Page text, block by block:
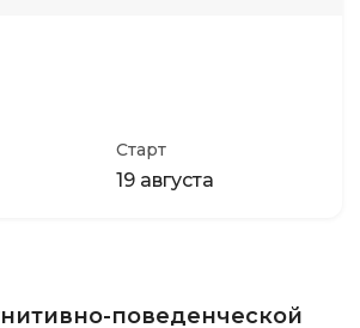
Старт
19 августа
поведенческой